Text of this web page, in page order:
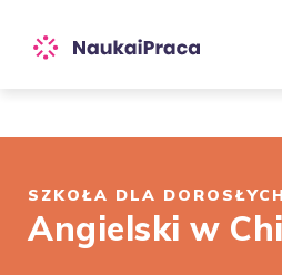
SZKOŁA DLA
Angielski w